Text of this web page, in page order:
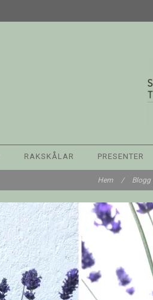
RAKSKÅLAR PRESENTER
Hem / Blogg